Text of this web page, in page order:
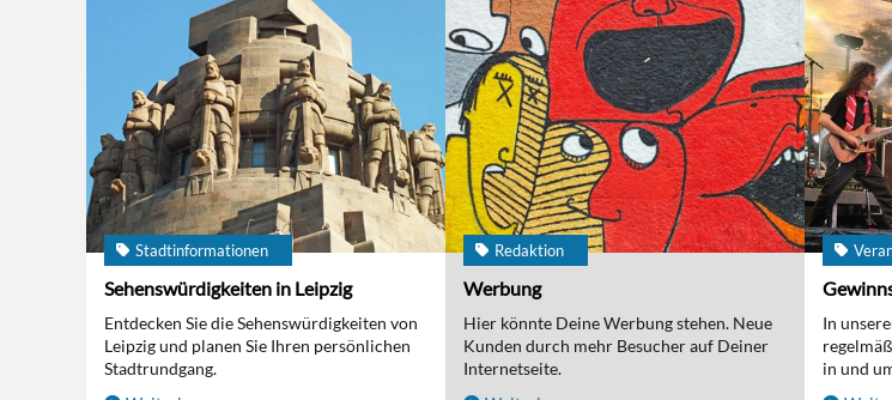
Stadtinformationen
Sehenswürdigkeiten in Leipzig
Entdecken Sie die Sehenswürdigkeiten von
Leipzig und planen Sie Ihren persönlichen
Stadtrundgang.
Redaktion
Werbung
Hier könnte Deine Werbung stehen. Neue
Kunden durch mehr Besucher auf Deiner
Internetseite.
In
in und